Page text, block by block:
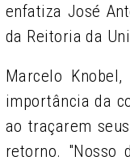
enfatiza José
da Reitoria da
Marcelo
importância da
ao traçarem
retorno. "Nosso